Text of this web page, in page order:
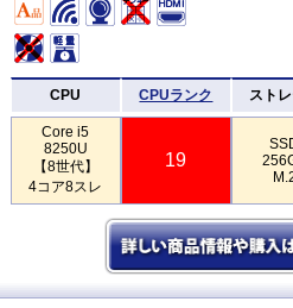
CPU CPUランク スト
Core i5
8250U
【8世代】
4コア8スレ
19